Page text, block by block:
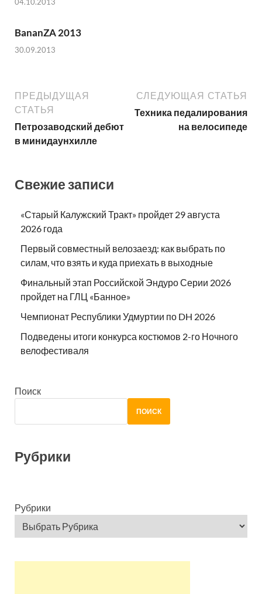
BananZA 2013
30.09.2013
ПРЕДЫДУЩАЯ
СТАТЬЯ
Петрозаводский дебют
в минидаунхилле
СЛЕДУЮЩАЯ СТАТЬЯ
Техника педалирования
на велосипеде
Свежие записи
«Старый Калужский Тракт» пройдет 29 августа
2026 года
Первый совместный велозаезд: как выбрать по
силам, что взять и куда приехать в выходные
Финальный этап Российской Эндуро Серии 2026
пройдет на ГЛЦ «Банное»
Чемпионат Республики Удмуртии по DH 2026
Подведены итоги конкурса костюмов 2-го Ночного
велофестиваля
Поиск
ПОИСК
Рубрики
Рубрики